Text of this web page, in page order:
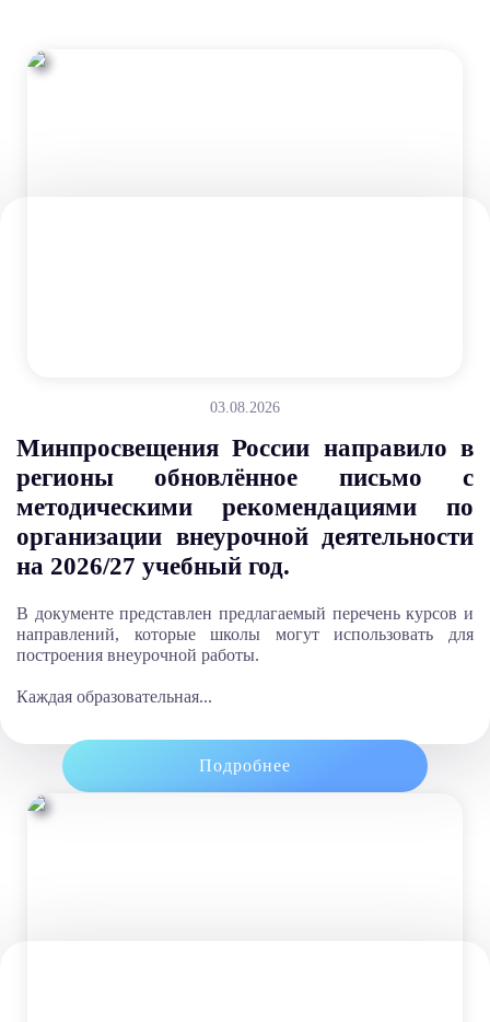
03.08.2026
Минпросвещения России направило в
регионы обновлённое письмо с
методическими рекомендациями по
организации внеурочной деятельности
на 2026/27 учебный год.
В документе представлен предлагаемый перечень курсов и
направлений, которые школы могут использовать для
построения внеурочной работы.
Каждая образовательная...
Подробнее